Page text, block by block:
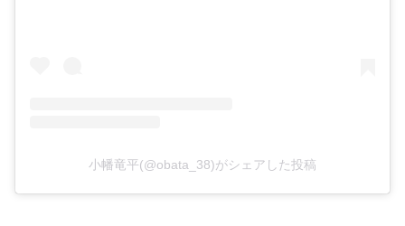
小幡竜平(@obata_38)がシェアした投稿